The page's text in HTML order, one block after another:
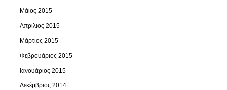
Μάιος 2015
Απρίλιος 2015
Μάρτιος 2015
Φεβρουάριος 2015
Ιανουάριος 2015
Δεκέμβριος 2014